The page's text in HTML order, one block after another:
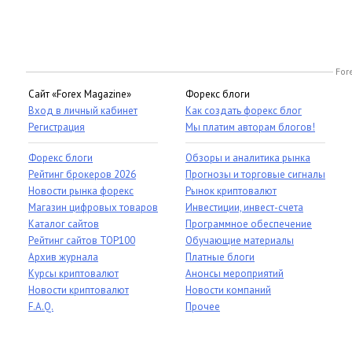
Сайт «Forex Magazine»
Вход в личный кабинет
Регистрация
Форекс блоги
Рейтинг брокеров 2026
Новости рынка форекс
Магазин цифровых товаров
Каталог сайтов
Рейтинг сайтов TOP100
Архив журнала
Курсы криптовалют
Новости криптовалют
F.A.Q.
Форекс блоги
Как создать форекс блог
Мы платим авторам блогов!
Обзоры и аналитика рынка
Прогнозы и торговые сигналы
Рынок криптовалют
Инвестиции, инвест-счета
Программное обеспечение
Обучающие материалы
Платные блоги
Анонсы мероприятий
Новости компаний
Прочее